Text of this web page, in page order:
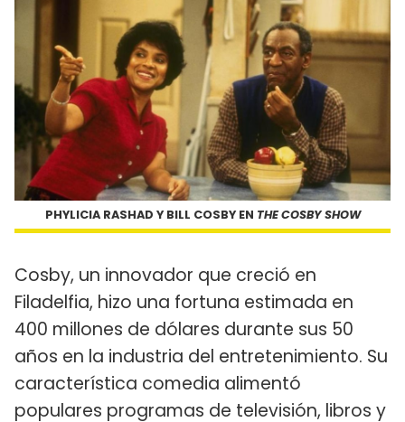
PHYLICIA RASHAD Y BILL COSBY EN THE COSBY SHOW
Cosby, un innovador que creció en
Filadelfia, hizo una fortuna estimada en
400 millones de dólares durante sus 50
años en la industria del entretenimiento. Su
característica comedia alimentó
populares programas de televisión, libros y